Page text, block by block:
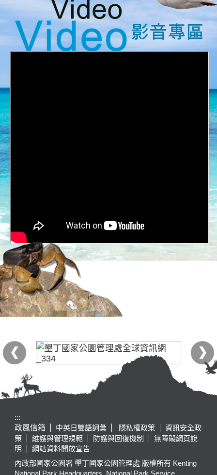
:::
政風信箱
中英日雙語詞彙 隱私權政策
資訊安全政
策
維護與管理規範 防護與回復機制
無障礙網頁說
明
網站資料開放宣告
內政部國家公園署 墾丁國家公園管理處 版權所有 Kenting
National Park Headquarters, National Park Service,